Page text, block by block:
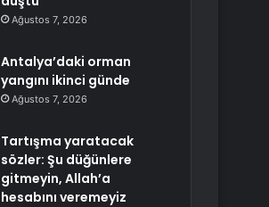
Ağustos 7, 2026
Antalya’daki orman
yangını ikinci günde
Ağustos 7, 2026
Tartışma yaratacak
sözler: Şu düğünlere
gitmeyin, Allah’a
hesabını veremeyiz